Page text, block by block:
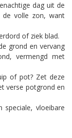
dag uit de
de volle zon, want
of ziek blad.
grond en vervang
vermengd met
of pot? Zet deze
verse potgrond en
vloeibare